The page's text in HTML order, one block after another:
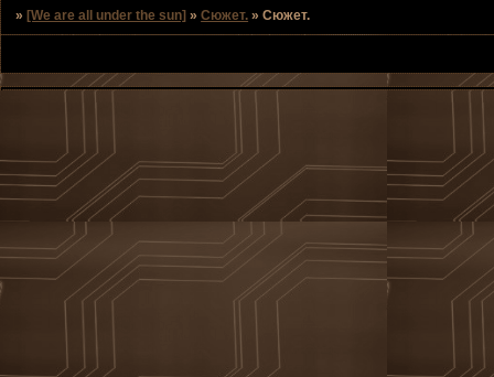
» [We are all under the sun] »Сюжет. »Сюжет.